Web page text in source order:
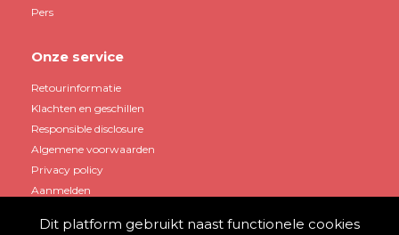
Pers
Onze service
Retourinformatie
Klachten en geschillen
Responsible disclosure
Algemene voorwaarden
Privacy policy
Aanmelden
Dit platform gebruikt naast functionele cookies